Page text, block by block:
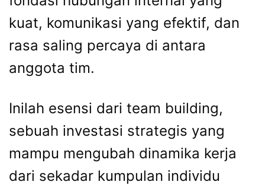
kuat, komunikasi yang efektif, dan
rasa saling percaya di antara
anggota tim.
Inilah esensi dari team building,
sebuah investasi strategis yang
mampu mengubah dinamika kerja
dari sekadar kumpulan individu